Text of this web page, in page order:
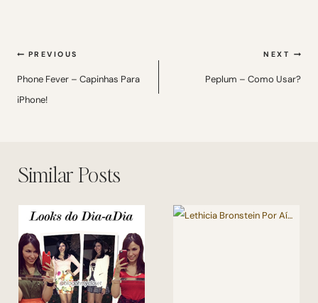
Navegação
de
Post
PREVIOUS
Phone Fever – Capinhas Para
iPhone!
NEXT
Peplum – Como Usar?
Similar Posts